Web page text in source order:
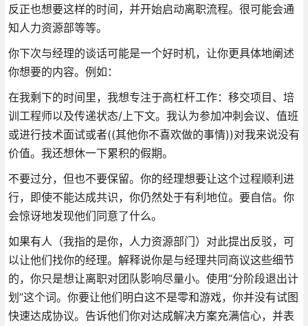
反正也想要这样的时间，并开始启动离职流程。很可能会通
知人力资源部等等。
你下次与经理的谈话可能是一个好时机，让你更具体地阐述
你想要的内容。例如：
在我剩下的时间里，我想专注于高杠杆工作：移交项目、培
训工程师以及传递状态/上下文。我认为参加冲刺会议、值班
或进行技术面试或者((其他你不喜欢做的事情))对我来说没有
价值。我还想休一下累积的假期。
不要过分，但也不要保留。你的经理想要让这个过程顺利进
行，即使不能达成共识，你仍然处于有利地位。要自信。你
会惊讶地发现他们同意了什么。
如果有人（我指的是你，人力资源部门）对此提出反驳，可
以让他们找你的经理。解释说你是与经理共同商议这些细节
的，你只是想让离职对团队影响尽量小。使用“分阶段退出计
划”这个词。你要让他们明白这不是零和游戏，你并没有试图
快速达成协议。告诉他们你对达成解决方案充满信心，并表